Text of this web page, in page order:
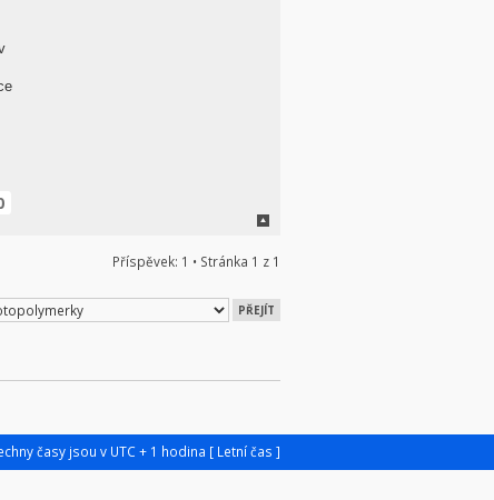
Příspěvek: 1 • Stránka 1 z 1
časy jsou v UTC + 1 hodina [ Letní čas ]